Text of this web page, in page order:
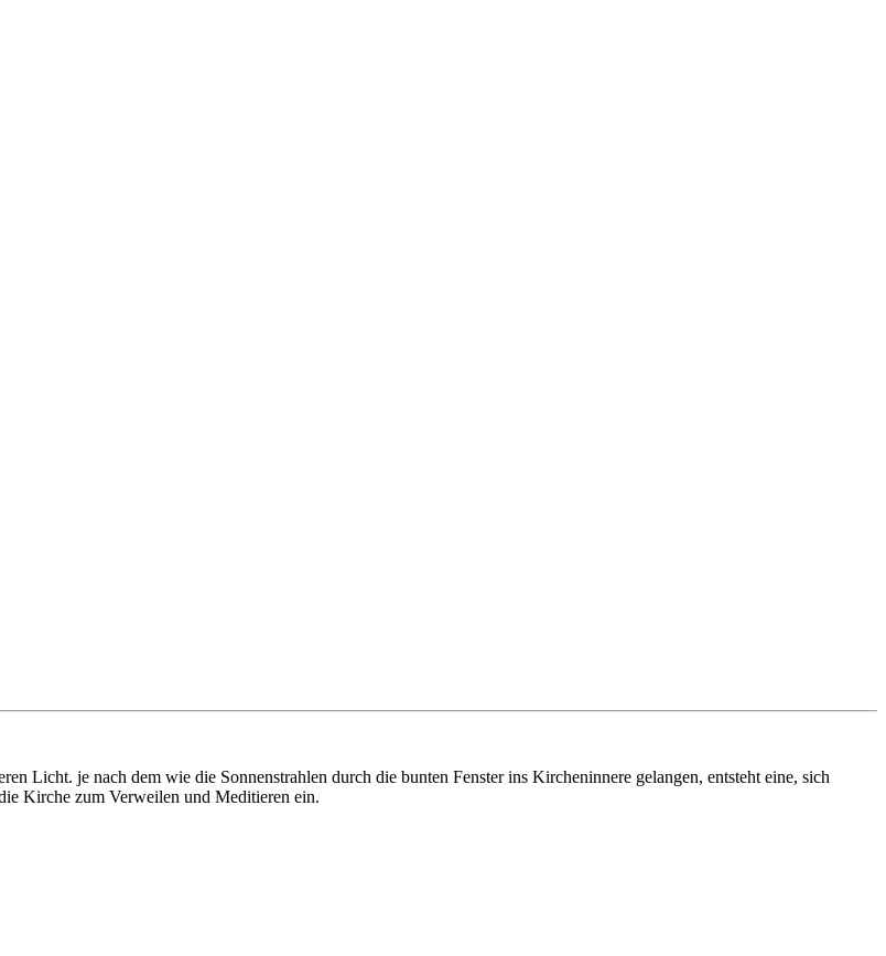
Licht. je nach dem wie die Sonnenstrahlen durch die bunten Fenster ins Kircheninnere gelangen, entsteht eine, sich
Kirche zum Verweilen und Meditieren ein.